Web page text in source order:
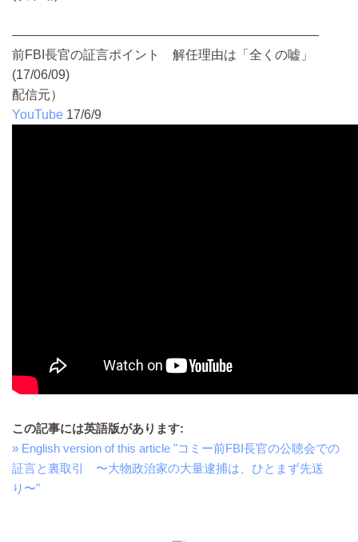
————————————————————————
前FBI長官の証言ポイント 解任理由は「全くの嘘」
(17/06/09)
配信元）
YouTube 17/6/9
この記事には英語版があります:
» English version of this article "コミー前FBI長官の公聴会での
証言と裏取引 〜大物政治家の大量逮捕は、ひとまず先送
り〜"